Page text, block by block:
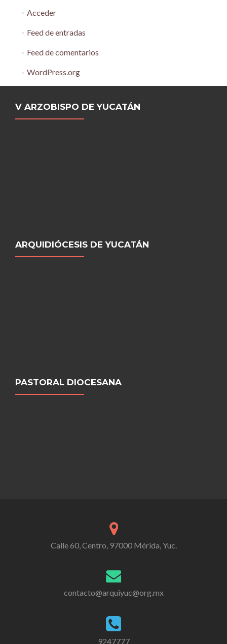
Acceder
Feed de entradas
Feed de comentarios
WordPress.org
V ARZOBISPO DE YUCATÁN
ARQUIDIÓCESIS DE YUCATÁN
PASTORAL DIOCESANA
Calle 60, Centro, 97000 Mérida, Yuc.
contacto@arquiyuc@org.mx
9247777